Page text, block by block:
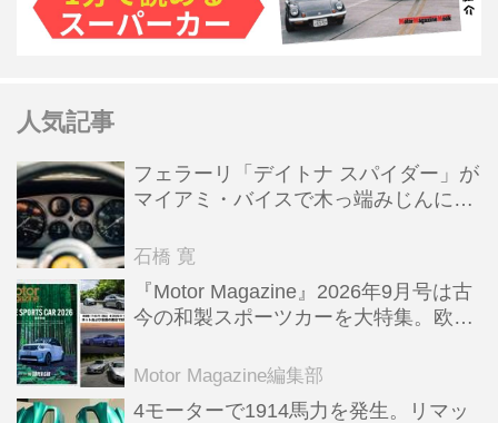
人気記事
フェラーリ「デイトナ スパイダー」が
マイアミ・バイスで木っ端みじんにな
石橋 寛
『Motor Magazine』2026年9月号は古
今の和製スポーツカーを大特集。欧州
Motor Magazine編集部
4モーターで1914馬力を発生。リマッ